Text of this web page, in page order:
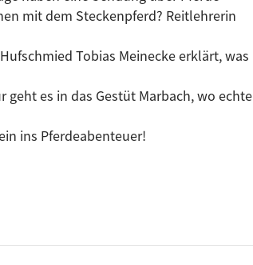
mit dem Steckenpferd? Reitlehrerin
Tobias Meinecke erklärt, was
geht es in das Gestüt Marbach, wo echte
ins Pferdeabenteuer!